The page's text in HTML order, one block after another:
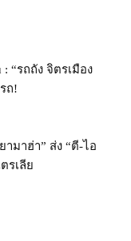
: “รถถัง จิตรเมือง
ถ!
ามาฮ่า” ส่ง “ตี-ไอ
รเลีย